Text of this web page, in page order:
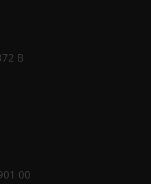
B
00